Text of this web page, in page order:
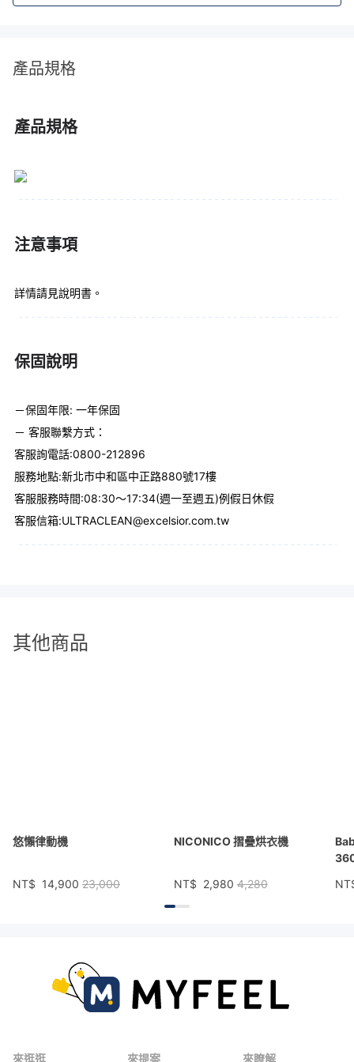
產品規格
產品規格
注意事項
詳情請見說明書。
保固說明
－保固年限: 一年保固
－ 客服聯繫方式：
客服詢電話:0800-212896
服務地點:新北市中和區中正路880號17樓
客服服務時間:08:30〜17:34(週一至週五)例假日休假
客服信箱:ULTRACLEAN@excelsior.com.tw
其他商品
悠懶律動機
NT$ 14,900 23,000
NICONICO 摺疊烘衣機
NT$ 2,980 4,280
來逛逛 來提案 來瞭解